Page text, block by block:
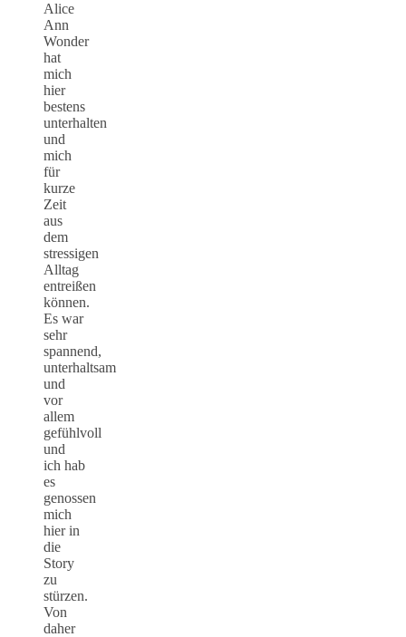
Alice
Ann
Wonder
hat
mich
hier
bestens
unterhalten
und
mich
für
kurze
Zeit
aus
dem
stressigen
Alltag
entreißen
können.
Es war
sehr
spannend,
unterhaltsam
und
vor
allem
gefühlvoll
und
ich hab
es
genossen
mich
hier in
die
Story
zu
stürzen.
Von
daher